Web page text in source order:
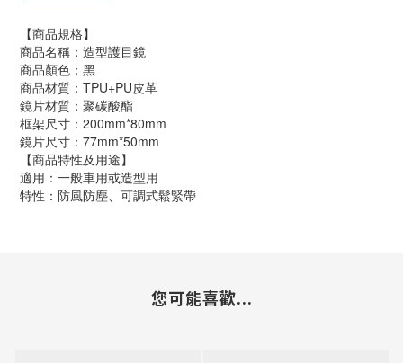
【商品規格】
商品名稱：造型護目鏡
商品顏色：黑
商品材質：TPU+PU皮革
鏡片材質：聚碳酸酯
框架尺寸：200mm*80mm
鏡片尺寸：77mm*50mm
【商品特性及用途】
適用：一般車用或造型用
特性：防風防塵、可調式鬆緊帶
您可能喜歡...